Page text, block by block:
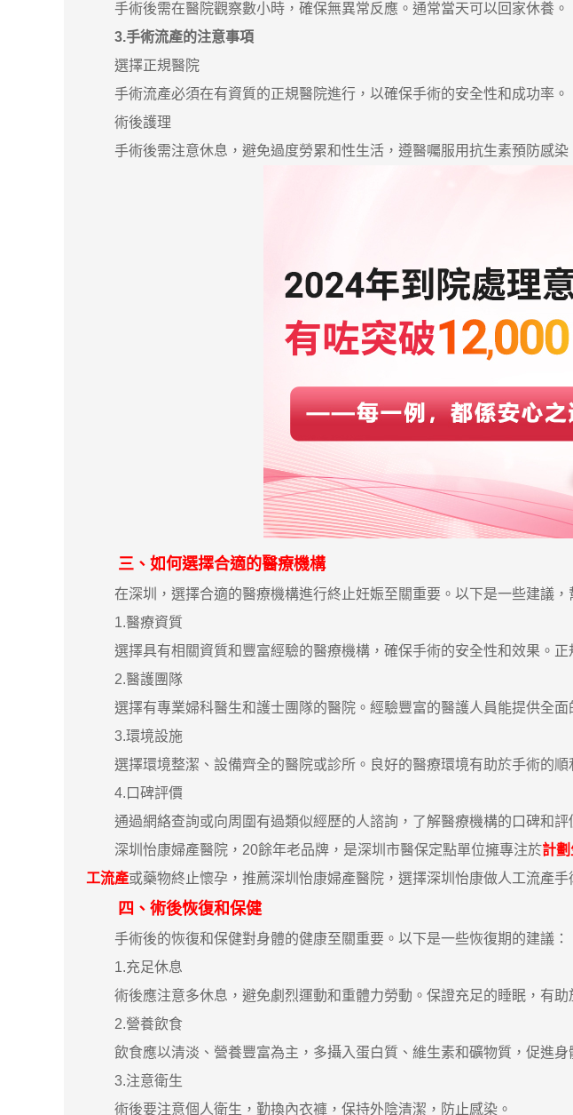
手術後需在醫院觀察數小時，確保無異常反應。通常當天可以回家休養。
3.手術流產的注意事項
選擇正規醫院
手術流產必須在有資質的正規醫院進行，以確保手術的安全性和成功率。
術後護理
手術後需注意休息，避免過度勞累和性生活，遵醫囑服用抗生素預防感染
三、如何選擇合適的醫療機構
在深圳，選擇合適的醫療機構進行終止妊娠至關重要。以下是一些建議，
1.醫療資質
選擇具有相關資質和豐富經驗的醫療機構，確保手術的安全性和效果。正
2.醫護團隊
選擇有專業婦科醫生和護士團隊的醫院。經驗豐富的醫護人員能提供全面
3.環境設施
選擇環境整潔、設備齊全的醫院或診所。良好的醫療環境有助於手術的順
4.口碑評價
通過網絡查詢或向周圍有過類似經歷的人諮詢，了解醫療機構的口碑和評
深圳怡康婦產醫院，20餘年老品牌，是深圳市醫保定點單位擁專注於計
工流產或藥物終止懷孕，推薦深圳怡康婦產醫院，選擇深圳怡康做人工流產手
四、術後恢復和保健
手術後的恢復和保健對身體的健康至關重要。以下是一些恢復期的建議：
1.充足休息
術後應注意多休息，避免劇烈運動和重體力勞動。保證充足的睡眠，有助
2.營養飲食
飲食應以清淡、營養豐富為主，多攝入蛋白質、維生素和礦物質，促進身
3.注意衛生
術後要注意個人衛生，勤換內衣褲，保持外陰清潔，防止感染。